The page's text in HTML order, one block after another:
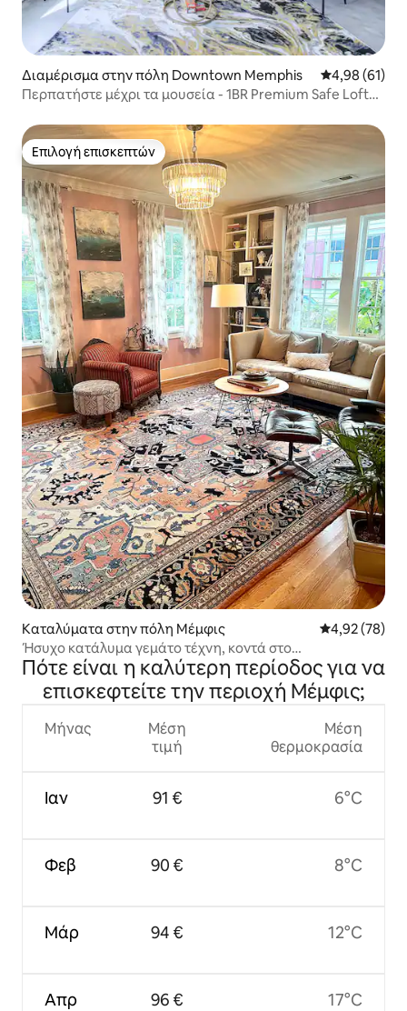
Διαμέρισμα στην πόλη Downtown Memphis Μέση
4,98 (61)
Περπατήστε μέχρι τα μουσεία - 1BR Premium Safe Loft
Επιλογή επισκεπτών
Επιλογή επισκεπτών
Καταλύματα στην πόλη Μέμφις Μέση
4,92 (78)
Ήσυχο κατάλυμα γεμάτο τέχνη, κοντά στο
Πανεπιστήμιο του Μίσιγκαν, με άφθονη γοητεία!
Πότε είναι η καλύτερη περίοδος για να
επισκεφτείτε την περιοχή Μέμφις;
Μήνας
Ιαν
Φεβ
Μάρ
Απρ
Μέση
τιμή
91 €
90 €
94 €
96 €
Μέση
θερμοκρασία
6°C
8°C
12°C
17°C